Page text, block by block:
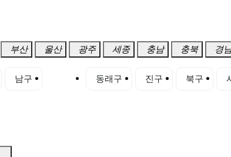
부산 울산 광주 세종 충남 충북 경
남구 동래구 진구 북구